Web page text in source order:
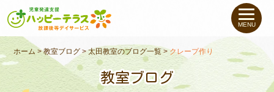
私たちについて
未就学のお子さま（０〜６才）
小学生〜高校生のお子さま
MENU
ホーム >教室ブログ>太田教室のブログ一覧>クレープ作り
教室ブログ